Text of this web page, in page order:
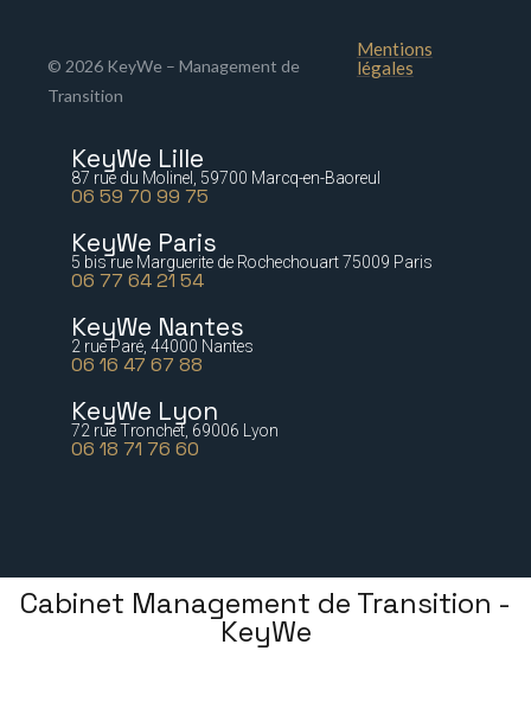
© 2026 KeyWe – Management de
Transition
Mentions
légales
KeyWe Lille
87 rue du Molinel, 59700 Marcq-en-Baoreul
06 59 70 99 75
KeyWe Paris
5 bis rue Marguerite de Rochechouart 75009 Paris
06 77 64 21 54
KeyWe Nantes
2 rue Paré, 44000 Nantes
06 16 47 67 88
KeyWe Lyon
72 rue Tronchet, 69006 Lyon
06 18 71 76 60
Cabinet Management de Transition -
KeyWe